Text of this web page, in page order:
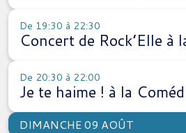
De 19:30 à 22:30
Concert de Rock’Elle
De 20:30 à 22:00
Je te haime ! à la
DIMANCHE 09 AOÛT